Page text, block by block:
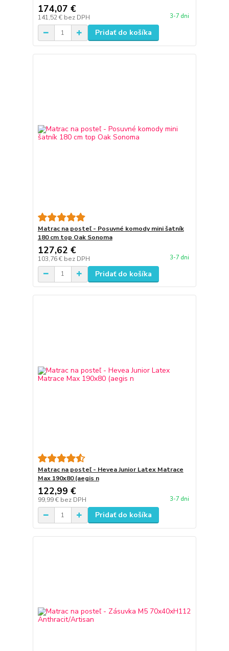
174,07 €
141,52 € bez DPH 3-7 dni
Pridať do košíka
Matrac na posteľ - Posuvné komody mini šatník
180 cm top Oak Sonoma
127,62 €
103,76 € bez DPH 3-7 dni
Pridať do košíka
Matrac na posteľ - Hevea Junior Latex Matrace
Max 190x80 (aegis n
122,99 €
99,99 € bez DPH 3-7 dni
Pridať do košíka